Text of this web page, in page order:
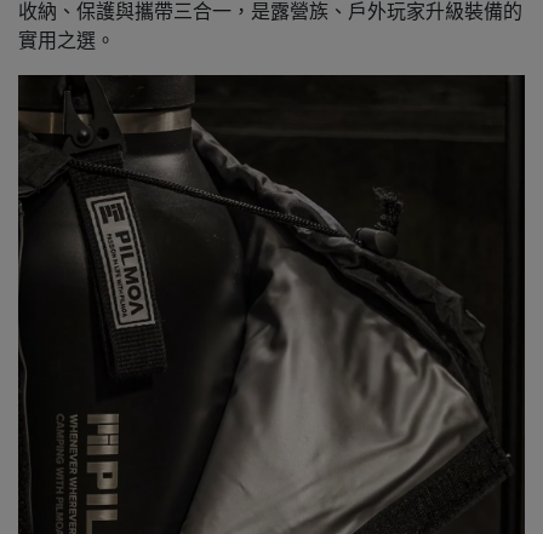
收納、保護與攜帶三合一，是露營族、戶外玩家升級裝備的
實用之選。